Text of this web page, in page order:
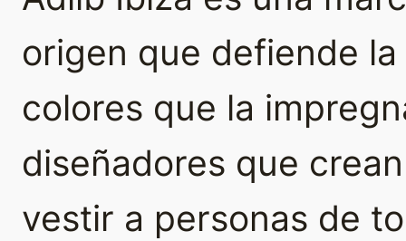
origen que defiende
colores que la
diseñadores que
vestir a personas de